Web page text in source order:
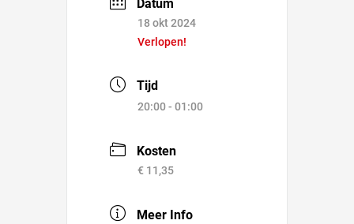
Datum
18 okt 2024
Verlopen!
Tijd
20:00 - 01:00
Kosten
€ 11,35
Meer Info